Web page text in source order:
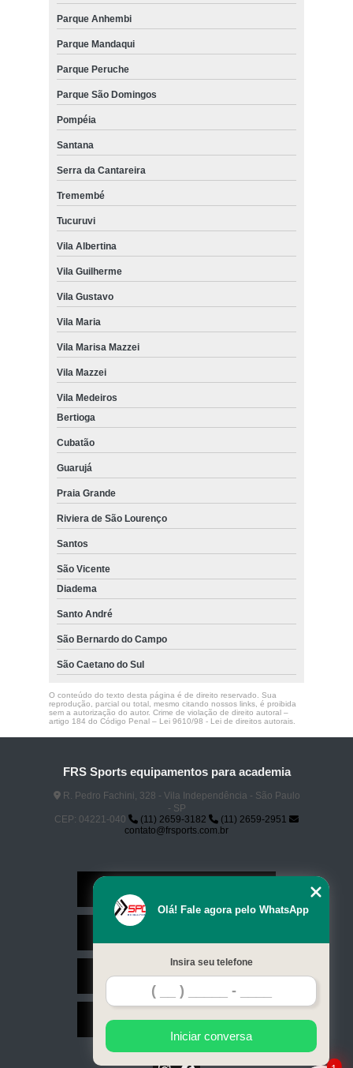
Parque Anhembi
Parque Mandaqui
Parque Peruche
Parque São Domingos
Pompéia
Santana
Serra da Cantareira
Tremembé
Tucuruvi
Vila Albertina
Vila Guilherme
Vila Gustavo
Vila Maria
Vila Marisa Mazzei
Vila Mazzei
Vila Medeiros
Bertioga
Cubatão
Guarujá
Praia Grande
Riviera de São Lourenço
Santos
São Vicente
Diadema
Santo André
São Bernardo do Campo
São Caetano do Sul
O conteúdo do texto desta página é de direito reservado. Sua
reprodução, parcial ou total, mesmo citando nossos links, é proibida
sem a autorização do autor. Crime de violação de direito autoral –
artigo 184 do Código Penal – Lei 9610/98 - Lei de direitos autorais.
FRS Sports equipamentos para academia
R. Pedro Fachini, 328 - Vila Independência - São Paulo
- SP
CEP: 04221-040
(11) 2659-3182
(11) 2659-2951
contato@frsports.com.br
Contato
Mapa do site
Olá! Fale agora pelo WhatsApp
Insira seu telefone
Iniciar conversa